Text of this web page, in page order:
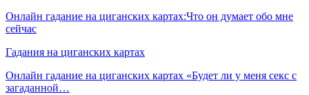
Онлайн гадание на циганских картах:Что он думает обо мне
сейчас
Гадания на циганских картах
Онлайн гадание на циганских картах «Будет ли у меня секс с
загаданной…